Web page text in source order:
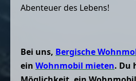
Abenteuer des Lebens!
Bei uns, Bergische
ein Wohnmobil mieten. Du